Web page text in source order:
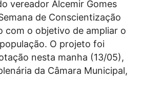
vereador Alcemir Gomes
de Conscientização
com o objetivo de ampliar o
O projeto foi
nesta manha (13/05),
da Câmara Municipal,